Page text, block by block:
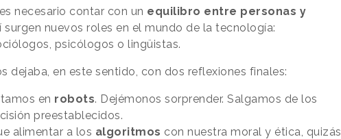
necesario contar con un equilibro entre personas y
surgen nuevos roles en el mundo de la tecnología:
psicólogos o lingüistas.
dejaba, en este sentido, con dos reflexiones finales:
en robots. Dejémonos sorprender. Salgamos de los
preestablecidos.
alimentar a los algoritmos con nuestra moral y ética, quizás